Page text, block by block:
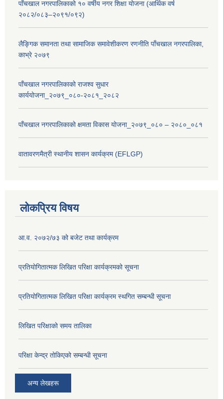
पाँचखाल नगरपालिकाको १० वर्षीय नगर शिक्षा योजना (आर्थिक वर्ष
२०८२/०८३–२०९१/०९२)
लैङ्गिक समानता तथा सामाजिक समावेशीकरण रणनीति पाँचखाल नगरपालिका,
काभ्रे २०७९
पाँचखाल नगरपालिकाको राजश्व सुधार
कार्ययोजना_२०७९_०८०-२०८१_२०८२
पाँचखाल नगरपालिकाको क्षमता विकास योजना_२०७९_०८० – २०८०_०८१
वातावरणमैत्री स्थानीय शासन कार्यक्रम (EFLGP)
लोकप्रिय विषय
आ.व. २०७२/७३ को बजेट तथा कार्यक्रम
प्रतियोगितात्मक लिखित परिक्षा कार्यक्रमको सूचना
प्रतियोगितात्मक लिखित परिक्षा कार्यक्रम स्थगित सम्बन्धी सूचना
लिखित परिक्षाको समय तालिका
परिक्षा केन्द्र तोकिएको सम्बन्धी सूचना
अन्य लेखहरू